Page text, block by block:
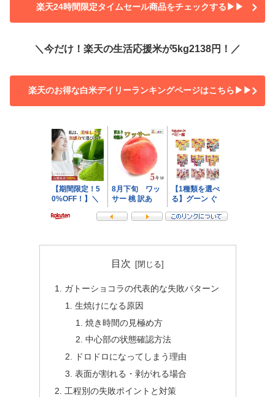
楽天24時間限定タイムセール商品をチェックする▶▶
＼今だけ！楽天の生活応援米が5kg2138円！／
楽天のお得な白米デイリーランキングページはこちら▶▶
目次
ガトーショコラの代表的な失敗パターン
生焼けになる原因
焼き時間の見極め方
中心部の状態確認方法
ドロドロになってしまう理由
表面が割れる・剥がれる場合
工程別の失敗ポイントと対策